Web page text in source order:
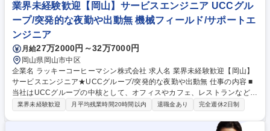
きます。※資格取得における受験料の負担や報奨金制度もご用意 募集職種
【山口】サービスエンジニア/担当者＜発電機＞★地域限定勤務/在宅勤務
業界未経験歓迎【岡山】サービスエンジニア UCCグル
ープ/突発的な夜勤や出動無 機械フィールド/サポートエ
ンジニア
月給27万2000円～32万7000円
岡山県岡山市中区
企業名 ラッキーコーヒーマシン株式会社 求人名 業界未経験歓迎【岡山】
サービスエンジニア★UCCグループ/突発的な夜勤や出動無 仕事の内容 ■
当社はUCCグループの中核として、オフィスやカフェ、レストランなどで
活躍する業務用コーヒーマシンのトータルソリューションを提供。そんな
【詳細】■定期点検業務 ■決められた手順に沿った点検・部品交換 ■故障内
業界未経験歓迎 月平均残業時間20時間以内 退職金あり 完全週休2日制